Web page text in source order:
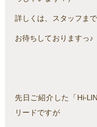
詳しくは、スタッフま
お待ちしておりますっ♪
先日ご紹介した「Hi-
リードですが